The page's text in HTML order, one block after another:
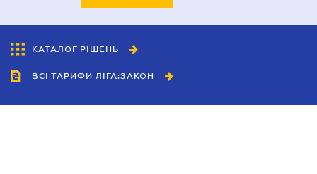
КАТАЛОГ РІШЕНЬ
ВСІ ТАРИФИ ЛІГА:ЗАКОН